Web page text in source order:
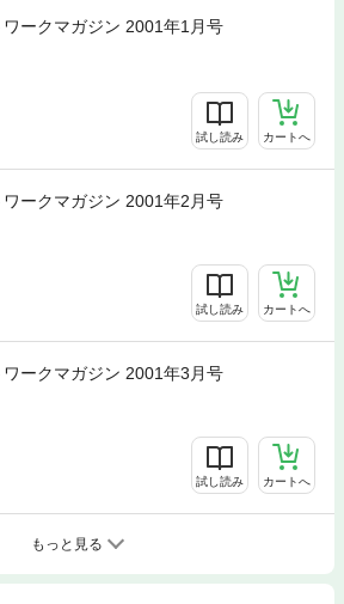
ワークマガジン 2001年1月号
試し読み カートへ
ワークマガジン 2001年2月号
試し読み カートへ
ワークマガジン 2001年3月号
試し読み カートへ
もっと見る